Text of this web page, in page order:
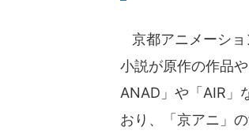
京都アニメーショ
小説が原作の作品
ANAD」や「AIR」
おり、「京アニ」